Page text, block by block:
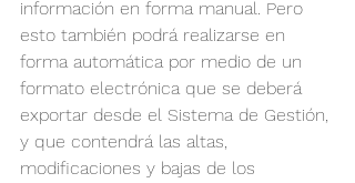
información en forma manual. Pero
esto también podrá realizarse en
forma automática por medio de un
formato electrónica que se deberá
exportar desde el Sistema de Gestión,
y que contendrá las altas,
modificaciones y bajas de los